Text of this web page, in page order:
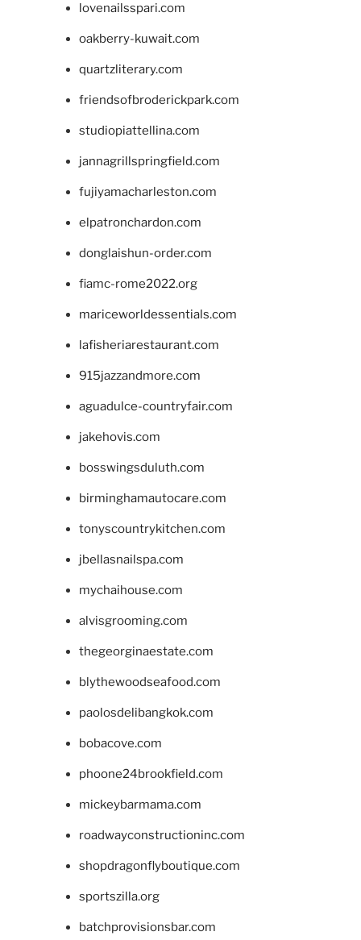
lovenailsspari.com
oakberry-kuwait.com
quartzliterary.com
friendsofbroderickpark.com
studiopiattellina.com
jannagrillspringfield.com
fujiyamacharleston.com
elpatronchardon.com
donglaishun-order.com
fiamc-rome2022.org
mariceworldessentials.com
lafisheriarestaurant.com
915jazzandmore.com
aguadulce-countryfair.com
jakehovis.com
bosswingsduluth.com
birminghamautocare.com
tonyscountrykitchen.com
jbellasnailspa.com
mychaihouse.com
alvisgrooming.com
thegeorginaestate.com
blythewoodseafood.com
paolosdelibangkok.com
bobacove.com
phoone24brookfield.com
mickeybarmama.com
roadwayconstructioninc.com
shopdragonflyboutique.com
sportszilla.org
batchprovisionsbar.com